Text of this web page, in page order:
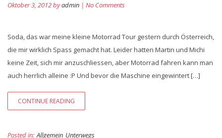
Oktober 3, 2012 byadmin | No Comments
Soda, das war meine kleine Motorrad Tour gestern durch Österreich,
die mir wirklich Spass gemacht hat. Leider hatten Martin und Michi
keine Zeit, sich mir anzuschliessen, aber Motorrad fahren kann man
auch herrlich alleine :P Und bevor die Maschine eingewintert […]
CONTINUE READING
Posted in: Allgemein Unterwegs